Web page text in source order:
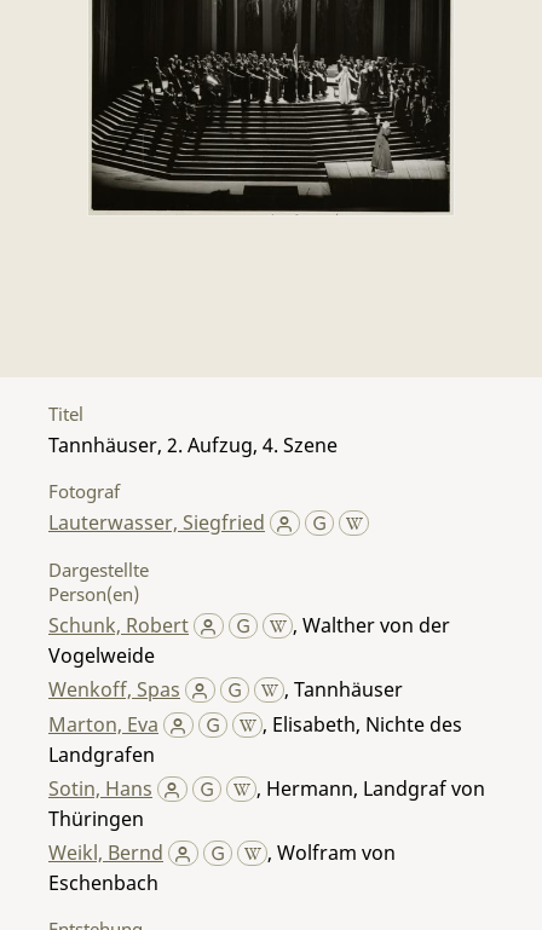
Titel
Tannhäuser, 2. Aufzug, 4. Szene
Fotograf
Lauterwasser, Siegfried
Dargestellte
Person(en)
Schunk, Robert , Walther von der
Vogelweide
Wenkoff, Spas
, Tannhäuser
Marton, Eva
, Elisabeth, Nichte des
Landgrafen
Sotin, Hans
, Hermann, Landgraf von
Thüringen
Weikl, Bernd
, Wolfram von
Eschenbach